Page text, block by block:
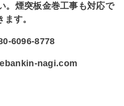
。煙突板金巻工事も対応で
ます。
6096-8778
nagi.com